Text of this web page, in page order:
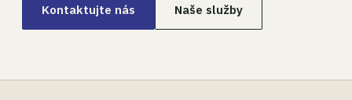
Kontaktujte nás Naše služby